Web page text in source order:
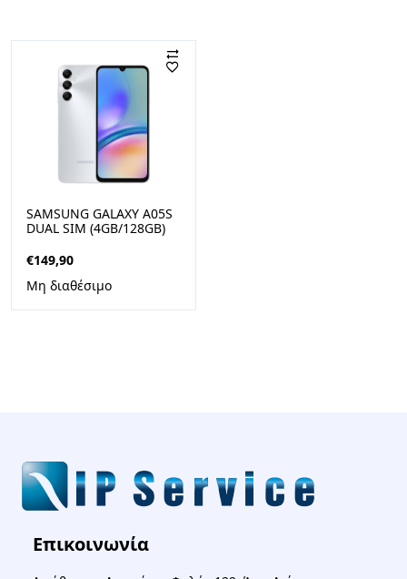
SAMSUNG GALAXY A05S
DUAL SIM (4GB/128GB)
€149,90
Μη διαθέσιμο
Επικοινωνία